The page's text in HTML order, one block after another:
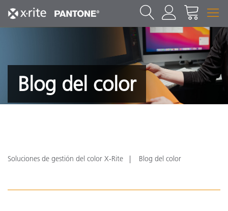
Blog del color
Soluciones de gestión del color X-Rite Blog del color